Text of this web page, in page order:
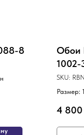
8
Обои
1002-
SKU:
Размер:
4 800